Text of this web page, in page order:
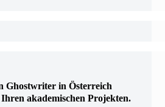
Ghostwriter in Österreich
akademischen Projekten.